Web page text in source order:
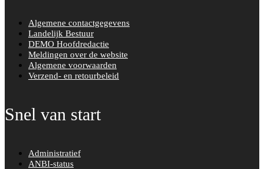
Algemene contactgegevens
Landelijk Bestuur
DEMO Hoofdredactie
Meldingen over de website
Algemene voorwaarden
Verzend- en retourbeleid
Snel van start
Administratief
ANBI-status